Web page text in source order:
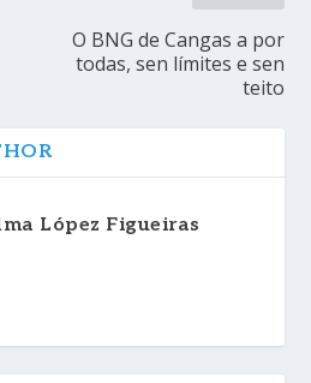
O BNG de Cangas a por
todas, sen límites e sen
teito
López Figueiras